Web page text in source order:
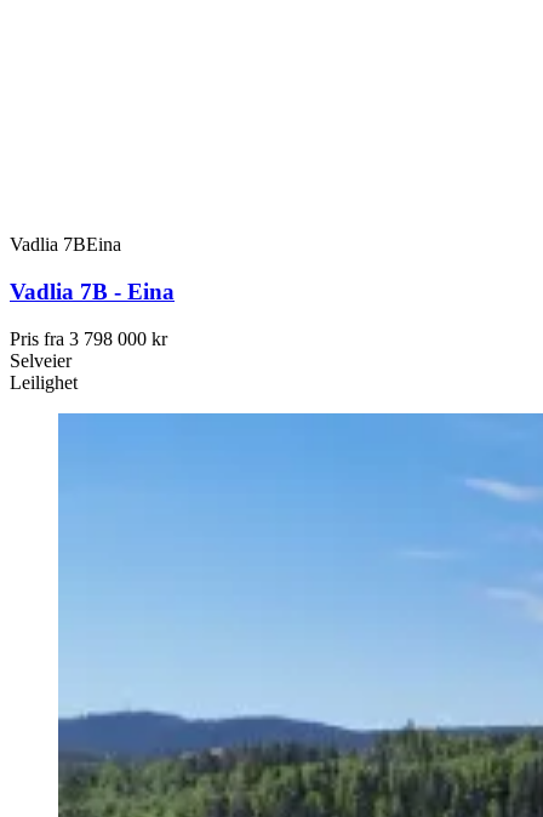
Vadlia 7BEina
Vadlia 7B - Eina
Pris fra 3 798 000 kr
Selveier
Leilighet